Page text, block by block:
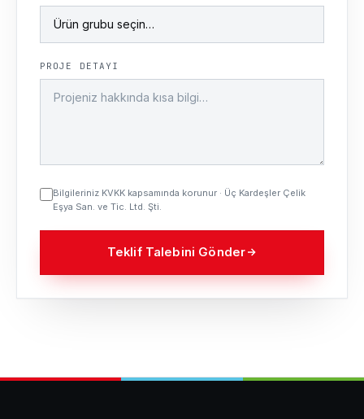
PROJE DETAYI
Bilgileriniz KVKK kapsamında korunur · Üç Kardeşler Çelik
Eşya San. ve Tic. Ltd. Şti.
Teklif Talebini Gönder